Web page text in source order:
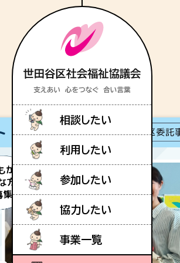
相談したい
利用したい
参加したい
協力したい
事業一覧